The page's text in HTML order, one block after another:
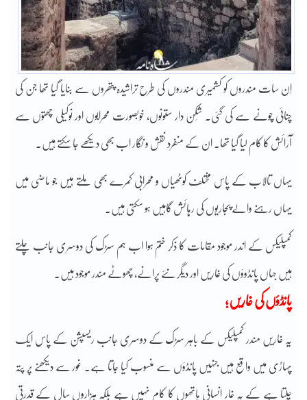
اِن سات مندروں کو کشمیری مندروں کی طرح تراشیدہ پتھروں سے بنایا گیا تھا جن کی
چنائی چونے سے کی گئی۔ شِکن دار ستونوں، خوبصورت محرابوں اور نوکیلی چھتوں سے
آرائش کا کام لیا گیا تھا۔ ان کے منفرد نقش و نگار اب بھی دیکھے جا سکتے ہیں۔
یہاں تالاب کے پاس مختلف کوٹھیاں و محرابی کمرے بھی ملتے ہیں جو ماضی میں
یہاں رہنے والے پجاریوں کی رہائش گاہیں ہو سکتی ہیں۔
کمپلیکس کے اندر موجود مقامات کا ذکر ختم ہوا اب ہم سڑک کی دوسری جانب چلتے
ہیں جہاں پانڈوؤں کی غاریں اور دیگر نئے پرانے، چھوٹے مندر موجود ہیں۔
پانڈؤں کی غاریں؛
یہ غاریں مندر کمپلیکس کے باہر سڑک کے دوسری جانب ریسپشن کے پاس ایک
پہاڑی میں واقع ہیں جنہیں پانڈؤں سے منسوب کیا جاتا ہے۔ غور سے دیکھنے پر پتہ
چلتا ہے کے یہ غار انسانی ہاتھوں کا کام نہیں ہے بلکہ ہزاروں سال کے قدرتی